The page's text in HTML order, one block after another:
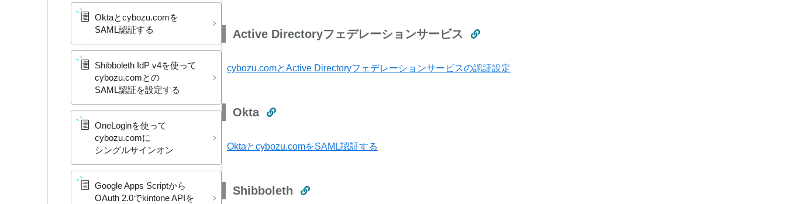
Oktaと​cybozu.comを​
SAML認証する
Shibboleth IdP v4を​使って​
cybozu.comとの​
SAML認証を​設定する
OneLoginを​使って​
cybozu.comに​
シングルサインオン
Google Apps Scriptから​
OAuth 2.0で​kintone APIを​
Active Directoryフェデレーションサービス
cybozu.comとActive Directoryフェデレーションサービスの認証設定
Okta
Oktaとcybozu.comをSAML認証する
Shibboleth